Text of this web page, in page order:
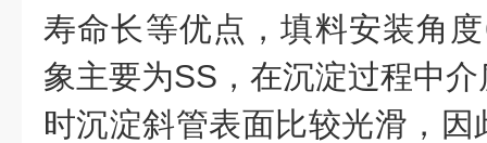
寿命长等优点，填料安装角
象主要为SS，在沉淀过程中
时沉淀斜管表面比较光滑，